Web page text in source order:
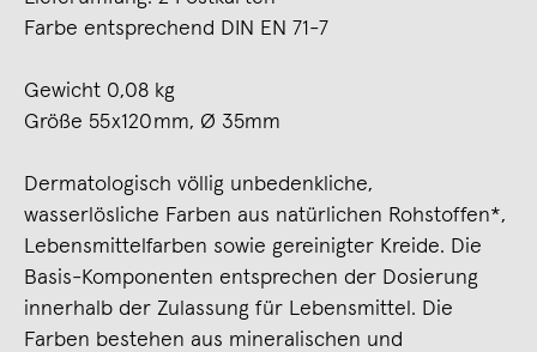
Farbe entsprechend DIN EN 71-7
Gewicht 0,08 kg
Größe 55 x120 mm, Ø 35mm
Dermatologisch völlig unbedenkliche,
wasserlösliche Farben aus natürlichen Rohstoffen*,
Lebensmittelfarben sowie gereinigter Kreide. Die
Basis-Komponenten entsprechen der Dosierung
innerhalb der Zulassung für Lebensmittel. Die
Farben bestehen aus mineralischen und